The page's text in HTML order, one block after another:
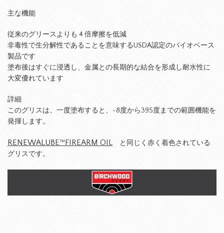
主な機能
従来のグリースよりも 4 倍摩擦を低減
非毒性で生分解性であることを意味するUSDA認定のバイオベース
製品です
塗布後はすぐに浸透し、金属との長期的な結合を形成し耐水性に
大変優れています
詳細
このグリスは、一度塗布すると、-8度から395度までの範囲機能を
発揮します。
RENEWALUBE™FIREARM OIL と同じく赤く着色されている
グリスです。